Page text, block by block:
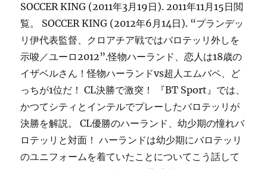
SOCCER KING (2011年3月19日). 2011年11月15日閲
覧。 SOCCER KING (2012年6月14日). “プランデッ
リ伊代表監督、クロアチア戦ではバロテッリ外しを
示唆／ユーロ2012”.怪物ハーランド、恋人は18歳の
イザベルさん！怪物ハーランドvs超人エムバペ、ど
っちが1位だ！ CL決勝で激突！ 『BT Sport』では、
かつてシティとインテルでプレーしたバロテッリが
決勝を解説。 CL優勝のハーランド、幼少期の憧れバ
ロテッリと対面！ ハーランドは幼少期にバロテッリ
のユニフォームを着ていたことについてこう話して